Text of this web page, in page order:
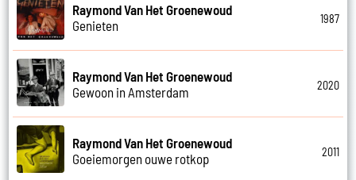
Raymond Van Het Groenewoud
Genieten
1987
Raymond Van Het Groenewoud
Gewoon in Amsterdam
2020
Raymond Van Het Groenewoud
Goeiemorgen ouwe rotkop
2011